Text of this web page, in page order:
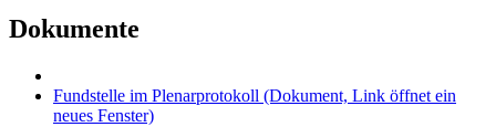
Dokumente
Fundstelle im Plenarprotokoll (Dokument, Link öffnet ein
neues Fenster)